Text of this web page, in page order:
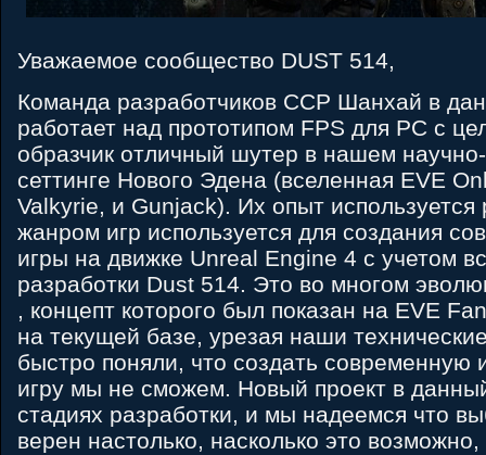
Уважаемое сообщество DUST 514,
Команда разработчиков CCP Шанхай в
работает над прототипом FPS для PC с
образчик отличный шутер в нашем
сеттинге Нового Эдена (вселенная EVE
Valkyrie, и Gunjack). Их опыт
жанром игр используется для создания
игры на движке Unreal Engine 4 с учетом
разработки Dust 514. Это во многом
, концепт которого был показан на EVE
на текущей базе, урезая наши
быстро поняли, что создать современную
игру мы не сможем. Новый проект в
стадиях разработки, и мы надеемся что
верен настолько, насколько это